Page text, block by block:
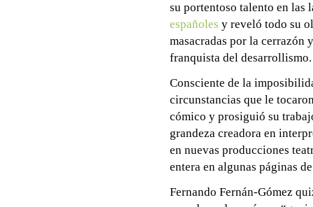
su portentoso talento en las
españoles y reveló todo su
masacradas por la
franquista del desarrollismo.
Consciente de la
circunstancias que le
cómico y prosiguió su
grandeza creadora en
en nuevas producciones
entera en algunas páginas
Fernando Fernán-Gómez